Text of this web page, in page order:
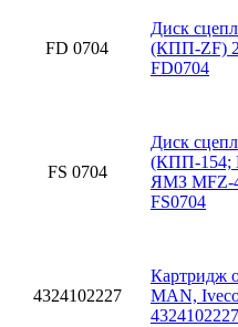
FD 0704
Диск
(КПП-ZF)
FD0704
FS 0704
Диск
(КПП-154;
ЯМЗ MFZ-
FS0704
4324102227
Картридж
MAN,
4324102227